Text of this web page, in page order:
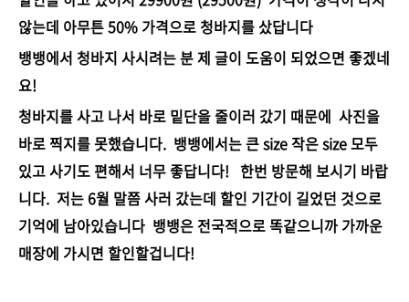
않는데 아무튼 50% 가격으로 청바지를 샀답니다
뱅뱅에서 청바지 사시려는 분 제 글이 도움이 되었으면 좋겠네
요!
청바지를 사고 나서 바로 밑단을 줄이러 갔기 때문에 사진을
바로 찍지를 못했습니다. 뱅뱅에서는 큰 size 작은 size 모두
있고 사기도 편해서 너무 좋답니다! 한번 방문해 보시기 바랍
니다. 저는 6월 말쯤 사러 갔는데 할인 기간이 길었던 것으로
기억에 남아있습니다 뱅뱅은 전국적으로 똑같으니까 가까운
매장에 가시면 할인할겁니다!